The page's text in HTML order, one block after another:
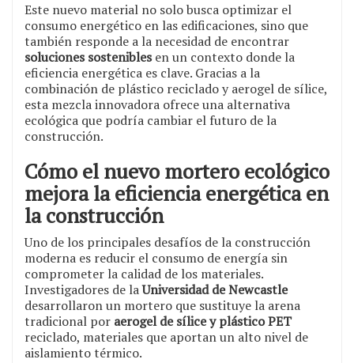
Este nuevo material no solo busca optimizar el
consumo energético en las edificaciones, sino que
también responde a la necesidad de encontrar
soluciones sosteniblesen un contexto donde la
eficiencia energética es clave. Gracias a la
combinación de plástico reciclado y aerogel de sílice,
esta mezcla innovadora ofrece una alternativa
ecológica que podría cambiar el futuro de la
construcción.
Cómo el nuevo mortero ecológico
mejora la eficiencia energética en
la construcción
Uno de los principales desafíos de la construcción
moderna es reducir el consumo de energía sin
comprometer la calidad de los materiales.
Investigadores de laUniversidad de Newcastle
desarrollaron un mortero que sustituye la arena
tradicional por aerogel de sílice y plástico PET
reciclado, materiales que aportan un alto nivel de
aislamiento térmico.